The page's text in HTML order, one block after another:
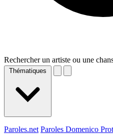
Rechercher un artiste ou une
Thématiques
Paroles.net Paroles Domenico